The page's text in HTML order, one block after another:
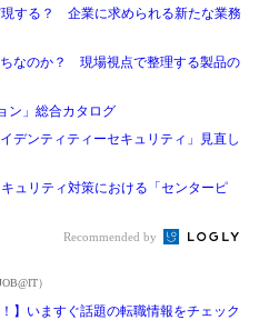
する？ 企業に求められる新たな業務
なのか？ 現場視点で整理する製品の
ン」総合カタログ
デンティティーセキュリティ」見直し
ュリティ対策における「センターピ
Recommended by
）
】いますぐ話題の転職情報をチェック